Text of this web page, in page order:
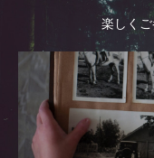
楽しく